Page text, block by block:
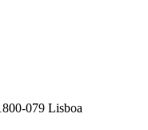
079 Lisboa